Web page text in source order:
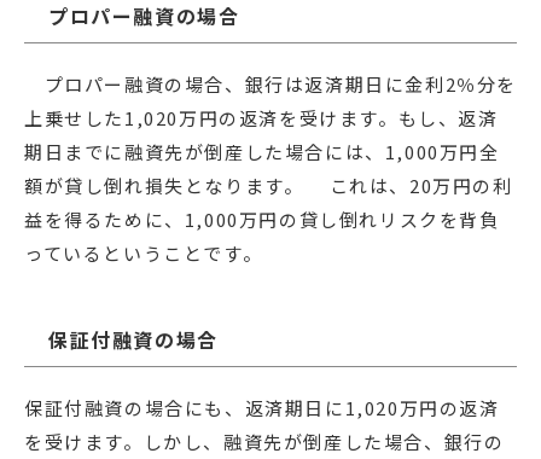
プロパー融資の場合
プロパー融資の場合、銀行は返済期日に金利2％分を
上乗せした1,020万円の返済を受けます。もし、返済
期日までに融資先が倒産した場合には、1,000万円全
額が貸し倒れ損失となります。 これは、20万円の利
益を得るために、1,000万円の貸し倒れリスクを背負
っているということです。
保証付融資の場合
保証付融資の場合にも、返済期日に1,020万円の返済
を受けます。しかし、融資先が倒産した場合、銀行の